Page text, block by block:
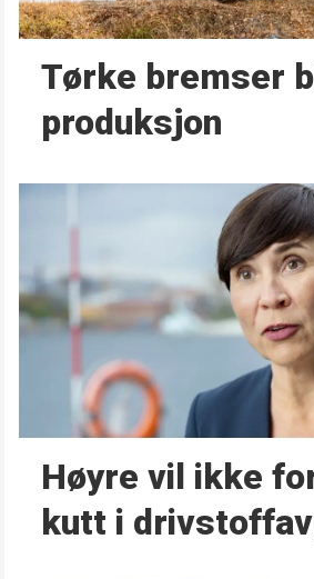
Tørke bremser
produksjon
Høyre vil ikke
kutt i